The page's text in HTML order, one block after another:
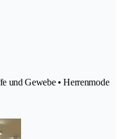
und Gewebe • Herrenmode